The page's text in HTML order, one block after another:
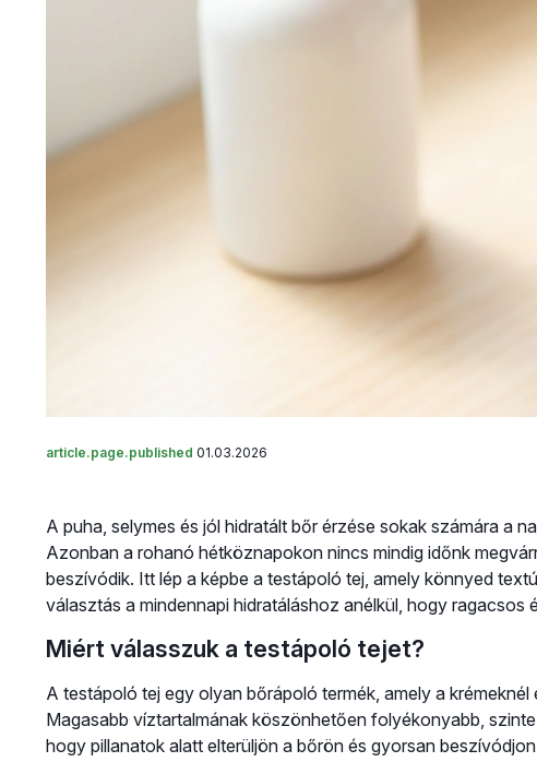
article.page.published 01.03.2026
A puha, selymes és jól hidratált bőr érzése sokak számára a
Azonban a rohanó hétköznapokon nincs mindig időnk
beszívódik. Itt lép a képbe a testápoló tej, amely könnyed
választás a mindennapi hidratáláshoz anélkül, hogy ragacsos
Miért válasszuk a testápoló tejet?
A testápoló tej egy olyan bőrápoló termék, amely a
Magasabb víztartalmának köszönhetően folyékonyabb,
hogy pillanatok alatt elterüljön a bőrön és gyorsan